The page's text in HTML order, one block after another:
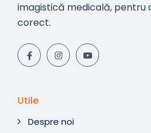
imagistică medicală, pentru
corect.
Utile
Despre noi